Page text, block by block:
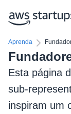
Aprenda
Esta página
sub-
inspiram um